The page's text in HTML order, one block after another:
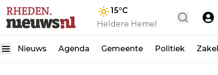
15°C
Heldere Hemel
Nieuws Agenda Gemeente Politiek